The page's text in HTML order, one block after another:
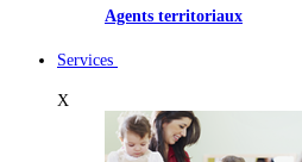
Agents territoriaux
Services
X